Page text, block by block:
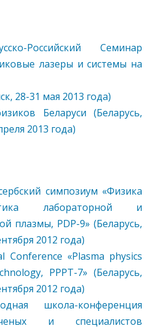
Российский Семинар
лазеры и системы на
28-31 мая 2013 года)
Беларуси (Беларусь,
2013 года)
симпозиум «Физика
лабораторной и
плазмы, PDP-9» (Беларусь,
2012 года)
Conference «Plasma physics
PPPT-7» (Беларусь,
2012 года)
школа-конференция
и специалистов